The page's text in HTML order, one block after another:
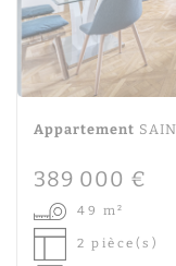
Appartement
389 000 €
49 m²
2 pièce(s)